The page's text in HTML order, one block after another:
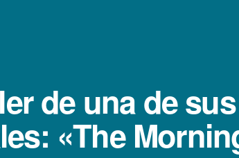
de una de
«The